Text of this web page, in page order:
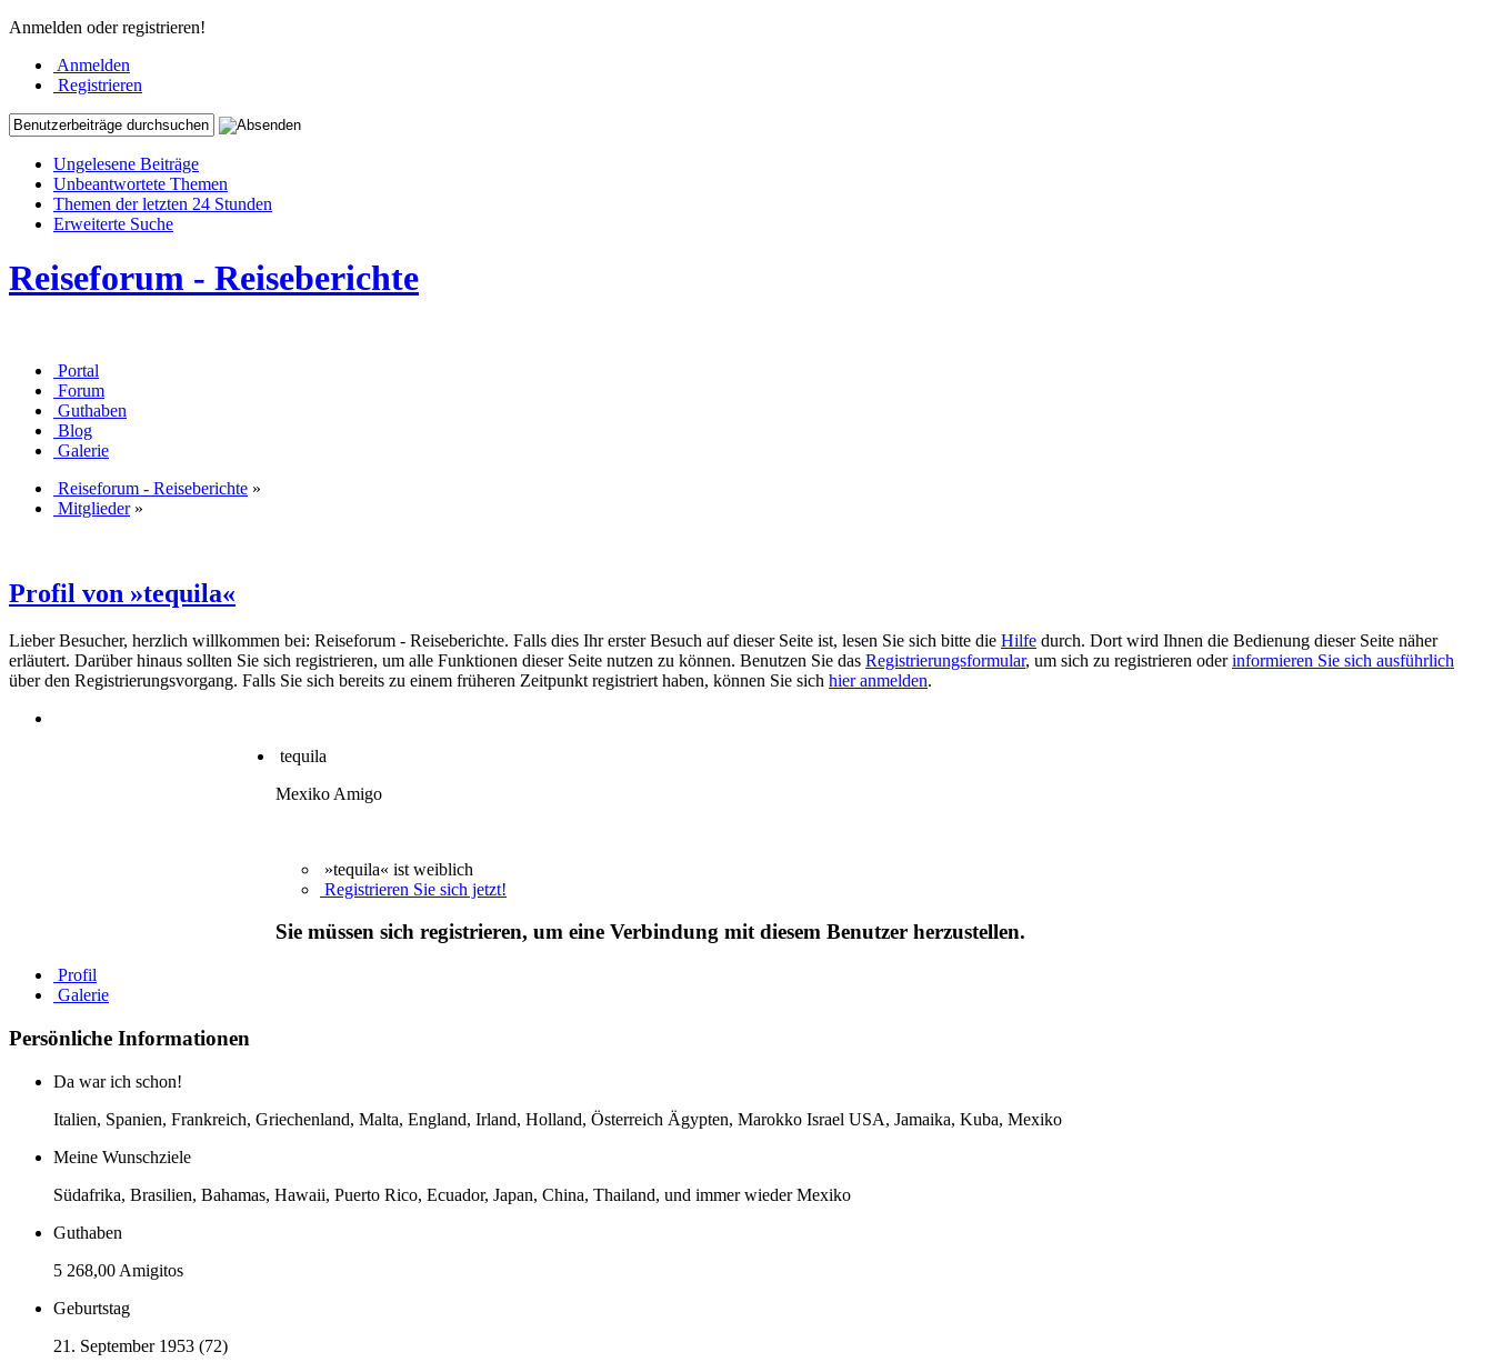
Anmelden oder registrieren!
Anmelden
Registrieren
Ungelesene Beiträge
Unbeantwortete Themen
Themen der letzten 24 Stunden
Erweiterte Suche
Reiseforum - Reiseberichte
Portal
Forum
Guthaben
Blog
Galerie
Reiseforum - Reiseberichte »
Mitglieder»
Profil von »tequila«
Lieber Besucher, herzlich willkommen bei: Reiseforum - Reiseberichte. Falls dies Ihr erster Besuch auf dieser Seite ist, lesen Sie sich bitte die Hilfe durch. Dort wird Ihnen die Bedienung dieser Seite näher
erläutert. Darüber hinaus sollten Sie sich registrieren, um alle Funktionen dieser Seite nutzen zu können. Benutzen Sie das Registrierungsformular, um sich zu registrieren oderinformieren Sie sich ausführlich
über den Registrierungsvorgang. Falls Sie sich bereits zu einem früheren Zeitpunkt registriert haben, können Sie sich hier anmelden.
tequila
Mexiko Amigo
»tequila« ist weiblich
Registrieren Sie sich jetzt!
Sie müssen sich registrieren, um eine Verbindung mit diesem Benutzer herzustellen.
Profil
Galerie
Persönliche Informationen
Da war ich schon!
Italien, Spanien, Frankreich, Griechenland, Malta, England, Irland, Holland, Österreich Ägypten, Marokko Israel USA, Jamaika, Kuba, Mexiko
Meine Wunschziele
Südafrika, Brasilien, Bahamas, Hawaii, Puerto Rico, Ecuador, Japan, China, Thailand, und immer wieder Mexiko
Guthaben
5 268,00 Amigitos
Geburtstag
21. September 1953 (72)